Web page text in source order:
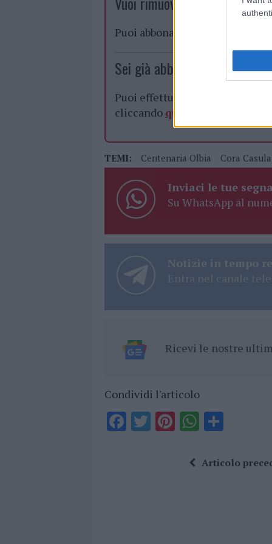
Puoi abbonarti a
Sei già abbonato?
Puoi effettuare l'accesso
cliccando qui
TEMI: Centenaria Olbia Cora Casula
Inviaci le tue
Su WhatsApp al
Notizie in tempo
Entra nel canale
Ricevi le nostre
Condividi l'articolo
F T Pi
te
W
ata
Articolo